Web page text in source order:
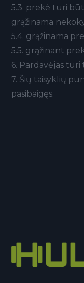
5.3. prekė turi
grąžinama
5.4. grąžinama
5.5. grąžinant
6. Pardavėjas
7. Šių taisyklių
pasibaigęs.